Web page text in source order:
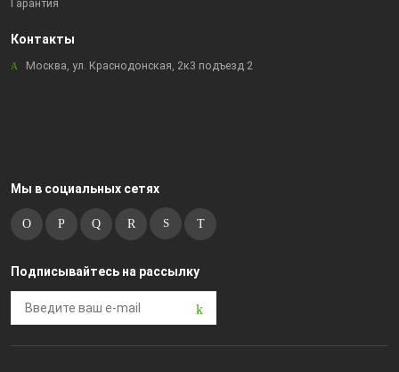
Гарантия
Контакты
Москва, ул. Краснодонская, 2к3 подъезд 2
Мы в социальных сетях
Подписывайтесь на рассылку